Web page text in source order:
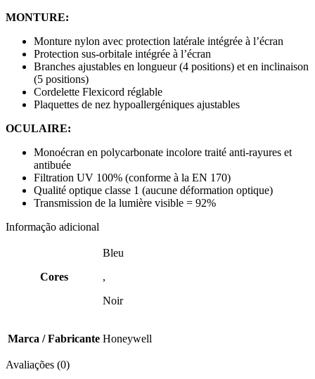
MONTURE:
Monture nylon avec protection latérale intégrée à l’écran
Protection sus-orbitale intégrée à l’écran
Branches ajustables en longueur (4 positions) et en inclinaison
(5 positions)
Cordelette Flexicord réglable
Plaquettes de nez hypoallergéniques ajustables
OCULAIRE:
Monoécran en polycarbonate incolore traité anti-rayures et
antibuée
Filtration UV 100% (conforme à la EN 170)
Qualité optique classe 1 (aucune déformation optique)
Transmission de la lumière visible = 92%
Informação adicional
Cores
Bleu
,
Noir
Marca / Fabricante Honeywell
Avaliações (0)